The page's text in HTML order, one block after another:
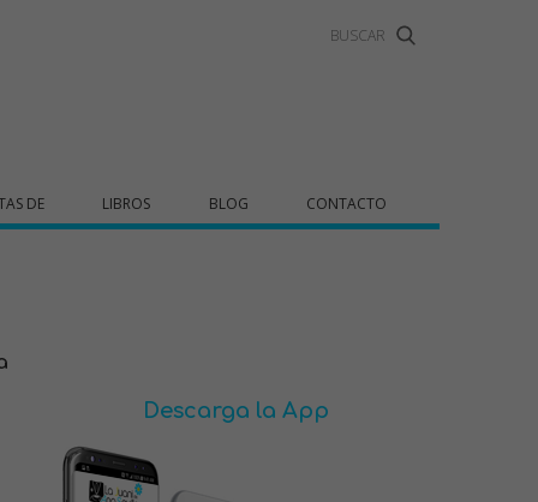
DE LIBROS BLOG CONTACTO
Descarga la App